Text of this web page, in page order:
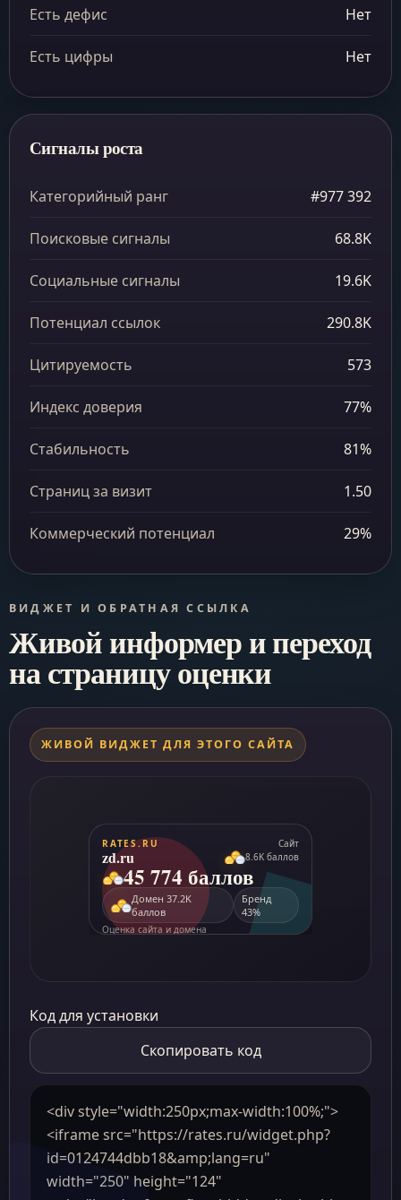
Есть дефис Нет
Есть цифры Нет
Сигналы роста
Категорийный ранг #977 392
Поисковые сигналы 68.8K
Социальные сигналы 19.6K
Потенциал ссылок 290.8K
Цитируемость 573
Индекс доверия 77%
Стабильность 81%
Страниц за визит 1.50
Коммерческий потенциал 29%
ВИДЖЕТ И ОБРАТНАЯ ССЫЛКА
Живой информер и переход
на страницу оценки
ЖИВОЙ ВИДЖЕТ ДЛЯ ЭТОГО САЙТА
Код для установки
Скопировать код